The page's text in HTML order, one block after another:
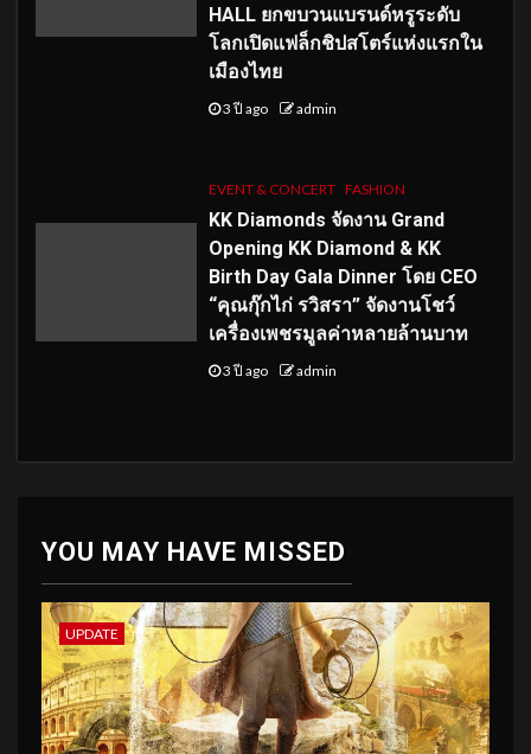
HALL ยกขบวนแบรนด์หรูระดับ
โลกเปิดแฟล็กชิปสโตร์แห่งแรกใน
เมืองไทย
3 ปี ago admin
EVENT & CONCERT FASHION
KK Diamonds จัดงาน Grand
Opening KK Diamond & KK
Birth Day Gala Dinner โดย CEO
“คุณกุ๊กไก่ รวิสรา” จัดงานโชว์
เครื่องเพชรมูลค่าหลายล้านบาท
3 ปี ago admin
YOU MAY HAVE MISSED
UPDATE